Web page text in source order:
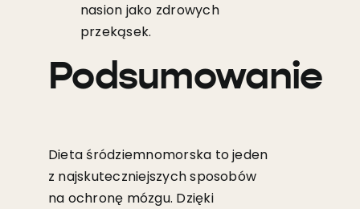
nasion jako zdrowych
przekąsek.
Podsumowanie
Dieta śródziemnomorska to jeden
z najskuteczniejszych sposobów
na ochronę mózgu. Dzięki